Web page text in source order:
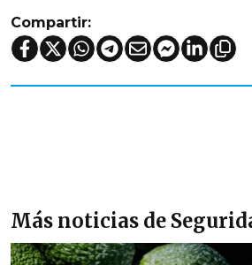
Compartir:
Más noticias de